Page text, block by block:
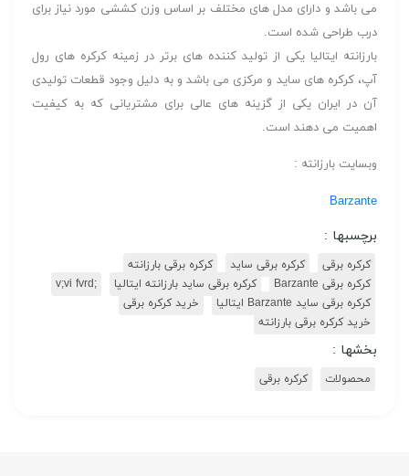
می باشد و دارای مدل های مختلف بر اساس وزن کششی مورد نیاز برای
درب طراحی شده است.
بارزانته ایتالیا یکی از تولید کننده های برتر در زمینه کرکره های رول
آپ، کرکره های ساید و مرکزی می باشد و به دلیل وجود قطعات تولیدی
آن در ایران یکی از گزینه های عالی برای مشتریانی که به کیفیت
اهمیت می دهند است.
وبسایت بارزانته :
Barzante
برچسبها :
کرکره برقی کرکره برقی ساید
کرکره برقی بارزانته
کرکره برقی Barzante
کرکره برقی ساید بارزانته ایتالیا
;v;vi fvrd
کرکره برقی ساید Barzante ایتالیا
خرید کرکره برقی
خرید کرکره برقی بارزانته
بخشها :
محصولات کرکره برقی